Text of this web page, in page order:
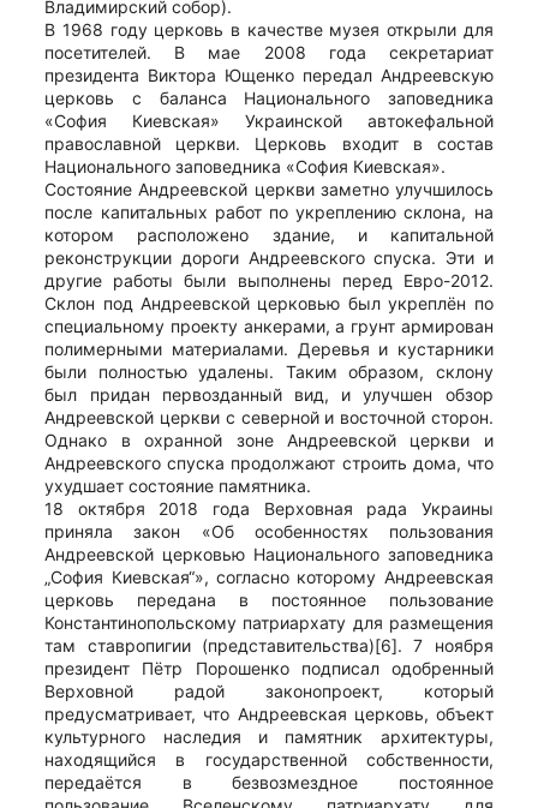
Владимирский собор).
В 1968 году церковь в качестве музея открыли для
посетителей. В мае 2008 года секретариат
президента Виктора Ющенко передал Андреевскую
церковь с баланса Национального заповедника
«София Киевская» Украинской автокефальной
православной церкви. Церковь входит в состав
Национального заповедника «София Киевская».
Состояние Андреевской церкви заметно улучшилось
после капитальных работ по укреплению склона, на
котором расположено здание, и капитальной
реконструкции дороги Андреевского спуска. Эти и
другие работы были выполнены перед Евро-2012.
Склон под Андреевской церковью был укреплён по
специальному проекту анкерами, а грунт армирован
полимерными материалами. Деревья и кустарники
были полностью удалены. Таким образом, склону
был придан первозданный вид, и улучшен обзор
Андреевской церкви с северной и восточной сторон.
Однако в охранной зоне Андреевской церкви и
Андреевского спуска продолжают строить дома, что
ухудшает состояние памятника.
18 октября 2018 года Верховная рада Украины
приняла закон «Об особенностях пользования
Андреевской церковью Национального заповедника
„София Киевская“», согласно которому Андреевская
церковь передана в постоянное пользование
Константинопольскому патриархату для размещения
там ставропигии (представительства)[6]. 7 ноября
президент Пётр Порошенко подписал одобренный
Верховной радой законопроект, который
предусматривает, что Андреевская церковь, объект
культурного наследия и памятник архитектуры,
находящийся в государственной собственности,
передаётся в безвозмездное постоянное